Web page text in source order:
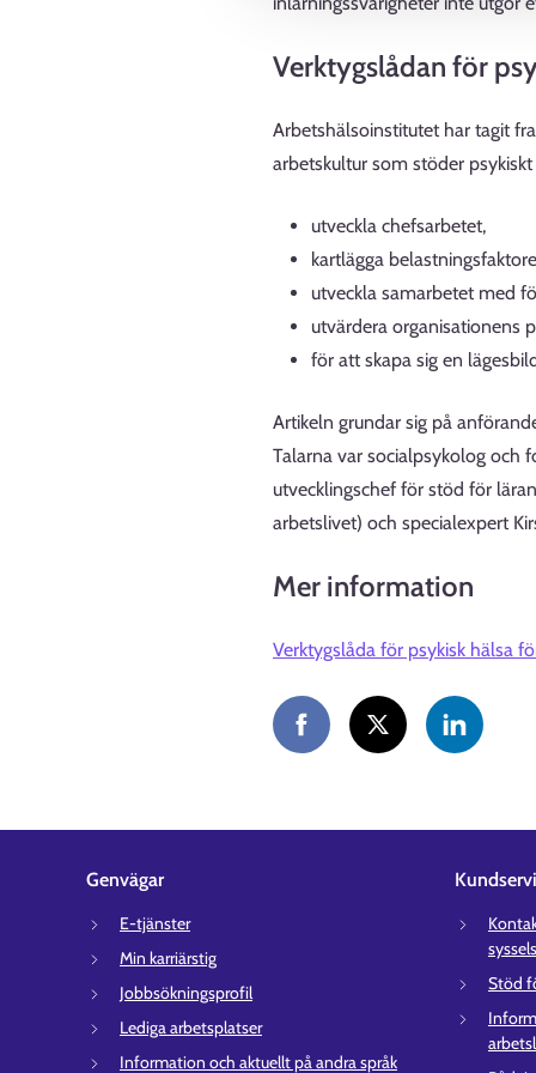
Verktygslådan för
Arbetshälsoinstitutet har tagit
arbetskultur som stöder
utveckla chefsarbetet,
kartlägga
utveckla samarbetet med
utvärdera organisationens
för att skapa sig en
Artikeln grundar sig på
Talarna var socialpsykolog och
utvecklingschef för stöd för
arbetslivet) och specialexpert
Mer information
Verktygslåda för psykisk hälsa
Genvägar
E-tjänster
Min karriärstig
Jobbsökningsprofil
Lediga arbetsplatser
Information och aktuellt på andra språk
Stöd